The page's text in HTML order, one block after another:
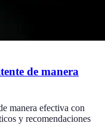
de manera
manera efectiva con
y recomendaciones